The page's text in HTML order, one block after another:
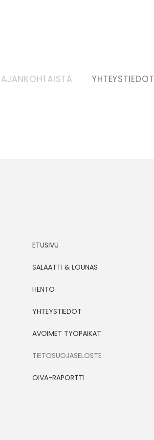
AJANKOHTAISTA YHTEYSTIEDOT
ETUSIVU
SALAATTI & LOUNAS
HENTO
YHTEYSTIEDOT
AVOIMET TYÖPAIKAT
TIETOSUOJASELOSTE
OIVA-RAPORTTI